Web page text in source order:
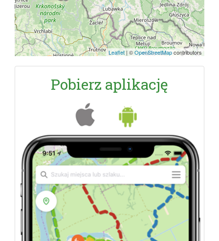
Leaflet | ©OpenStreetMapcontributors
Pobierz aplikację